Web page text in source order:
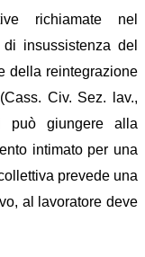
richiamate nel
insussistenza del
della reintegrazione
(Cass. Civ. Sez. lav.,
giungere alla
intimato per una
prevede una
al lavoratore deve